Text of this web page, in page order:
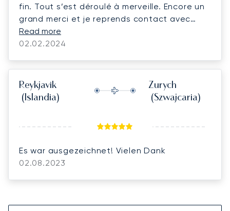
fin. Tout s’est déroulé à merveille. Encore un
grand merci et je reprends contact avec
vous.
Read more
02.02.2024
Reykjavik
(Islandia)
Zurych
(Szwajcaria)
Es war ausgezeichnet! Vielen Dank
02.08.2023